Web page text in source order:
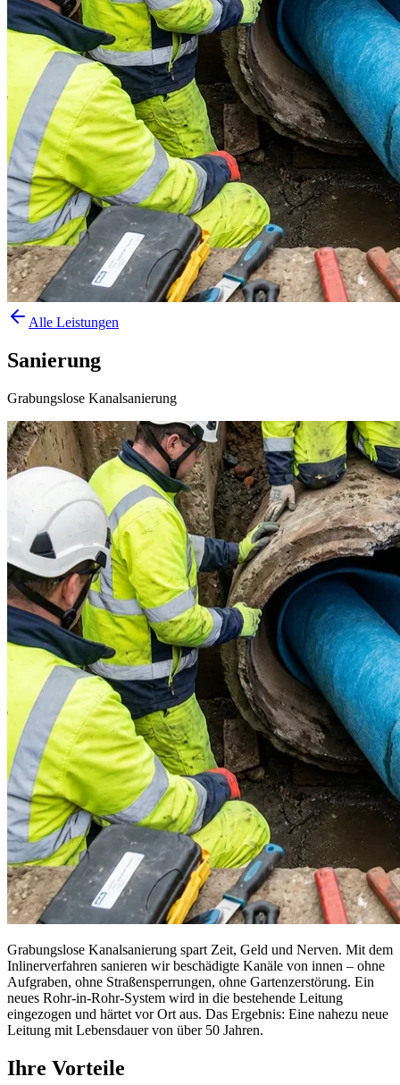
Alle Leistungen
Sanierung
Grabungslose Kanalsanierung
Grabungslose Kanalsanierung spart Zeit, Geld und Nerven. Mit dem
Inlinerverfahren sanieren wir beschädigte Kanäle von innen – ohne
Aufgraben, ohne Straßensperrungen, ohne Gartenzerstörung. Ein
neues Rohr-in-Rohr-System wird in die bestehende Leitung
eingezogen und härtet vor Ort aus. Das Ergebnis: Eine nahezu neue
Leitung mit Lebensdauer von über 50 Jahren.
Ihre Vorteile